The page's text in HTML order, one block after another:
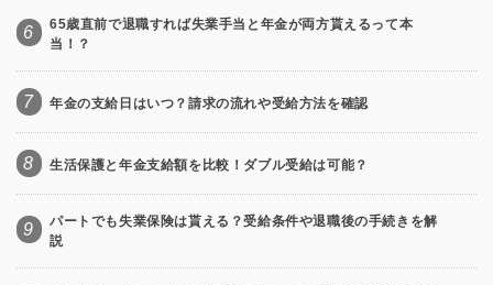
6
65歳直前で退職すれば失業手当と年金が両方貰えるって本
当！？
7 年金の支給日はいつ？請求の流れや受給方法を確認
8 生活保護と年金支給額を比較！ダブル受給は可能？
9
パートでも失業保険は貰える？受給条件や退職後の手続きを解
説